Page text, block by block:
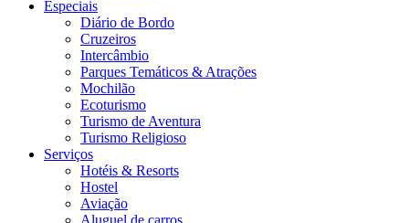
Especiais
Diário de Bordo
Cruzeiros
Intercâmbio
Parques Temáticos & Atrações
Mochilão
Ecoturismo
Turismo de Aventura
Turismo Religioso
Serviços
Hotéis & Resorts
Hostel
Aviação
Aluguel de carros